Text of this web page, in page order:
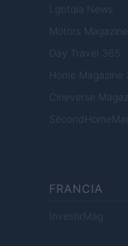
Lgbtqia News
Motors
Day Travel 365
Home Magazine
Cineverse
FRANCIA
InvestirMag